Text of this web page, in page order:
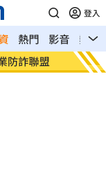
登入
熱門 影音
熱搜
曝
川普
遊